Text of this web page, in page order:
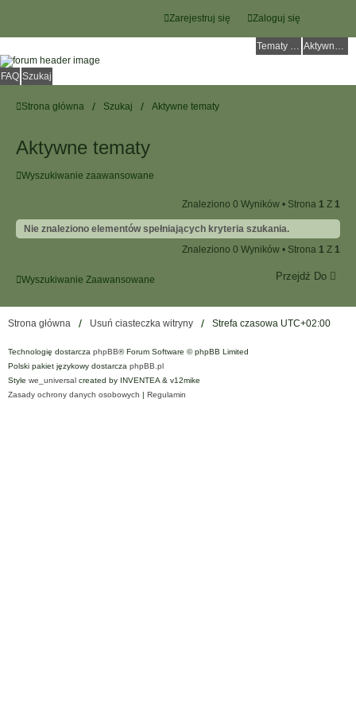
Zaloguj się
Zarejestruj się
Tematy bez odpowiedzi Aktywne tematy
FAQ Szukaj
Strona główna Szukaj Aktywne tematy
Aktywne tematy
Wyszukiwanie zaawansowane
Znaleziono 0 Wyników • Strona 1 Z 1
Nie znaleziono elementów spełniających kryteria szukania.
Znaleziono 0 Wyników • Strona 1 Z 1
Wyszukiwanie Zaawansowane Przejdź Do
Strona główna Usuń ciasteczka witryny Strefa czasowa UTC+02:00
Technologię dostarcza phpBB® Forum Software © phpBB Limited
Polski pakiet językowy dostarcza phpBB.pl
Style we_universal created by INVENTEA & v12mike
Zasady ochrony danych osobowych | Regulamin